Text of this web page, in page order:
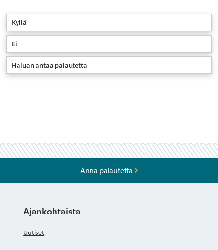
Kyllä
Ei
Haluan antaa palautetta
Anna palautetta
Ajankohtaista
Uutiset